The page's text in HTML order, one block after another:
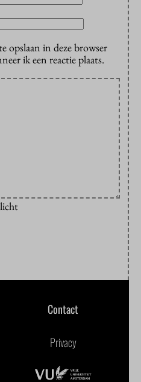
opslaan in deze browser
ik een reactie plaats.
Contact
Privacy